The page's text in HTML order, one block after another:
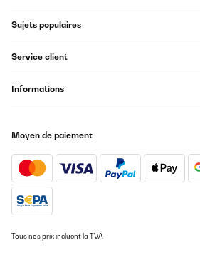
Sujets populaires
Service client
Informations
Moyen de paiement
Tous nos prix incluent la TVA